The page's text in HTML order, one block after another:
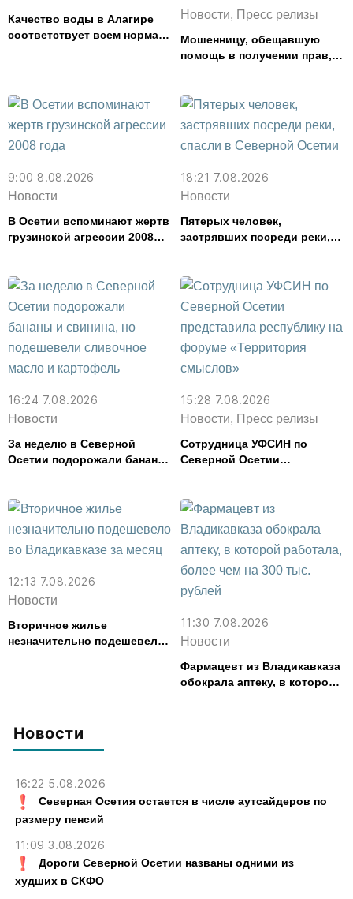
Новости
16:22 5.08.2026
Северная Осетия остается в числе аутсайдеров по
размеру пенсий
11:09 3.08.2026
Дороги Северной Осетии названы одними из
худших в СКФО
Качество воды в Алагире
соответствует всем нормам
Новости, Пресс релизы
Мошенницу, обещавшую
помощь в получении прав,
9:00 8.08.2026
Новости
В Осетии вспоминают жертв
грузинской агрессии 2008
18:21 7.08.2026
Новости
Пятерых человек,
застрявших посреди реки,
16:24 7.08.2026
Новости
За неделю в Северной
Осетии подорожали бананы
картофель
15:28 7.08.2026
Новости, Пресс релизы
Сотрудница УФСИН по
Северной Осетии
смыслов»
12:13 7.08.2026
Новости
Вторичное жилье
незначительно подешевело
11:30 7.08.2026
Новости
Фармацевт из Владикавказа
обокрала аптеку, в которой